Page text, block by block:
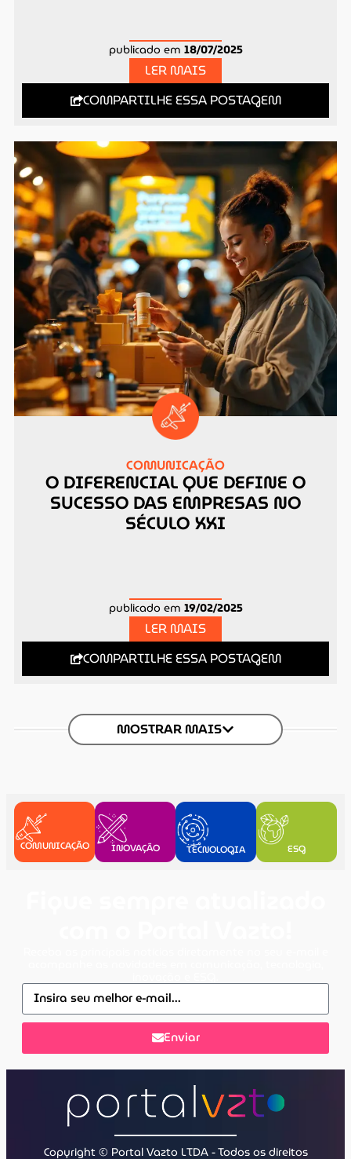
publicado em 18/07/2025
LER MAIS
COMPARTILHE ESSA POSTAGEM
COMUNICAÇÃO
O DIFERENCIAL QUE DEFINE O
SUCESSO DAS EMPRESAS NO
SÉCULO XXI
publicado em 19/02/2025
LER MAIS
COMPARTILHE ESSA POSTAGEM
MOSTRAR MAIS
COMUNICAÇÃO INOVAÇÃO TECNOLOGIA ESG
Enviar
Copyright © Portal Vazto LTDA - Todos os direitos